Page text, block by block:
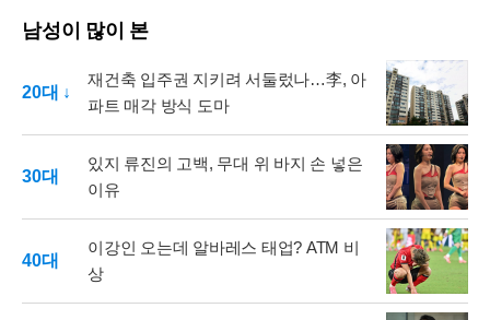
남성이 많이 본
20대 ↓
재건축 입주권 지키려 서둘렀나…李, 아
파트 매각 방식 도마
30대
있지 류진의 고백, 무대 위 바지 손 넣은
이유
40대
이강인 오는데 알바레스 태업? ATM 비
상